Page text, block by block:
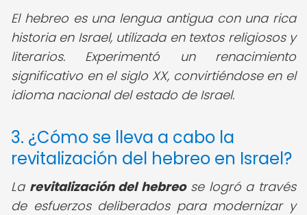
El hebreo es una lengua antigua con una rica
historia en Israel, utilizada en textos religiosos y
literarios. Experimentó un renacimiento
significativo en el siglo XX, convirtiéndose en el
idioma nacional del estado de Israel.
3. ¿Cómo se lleva a cabo la
revitalización del hebreo en Israel?
La revitalización del hebreose logró a través
de esfuerzos deliberados para modernizar y